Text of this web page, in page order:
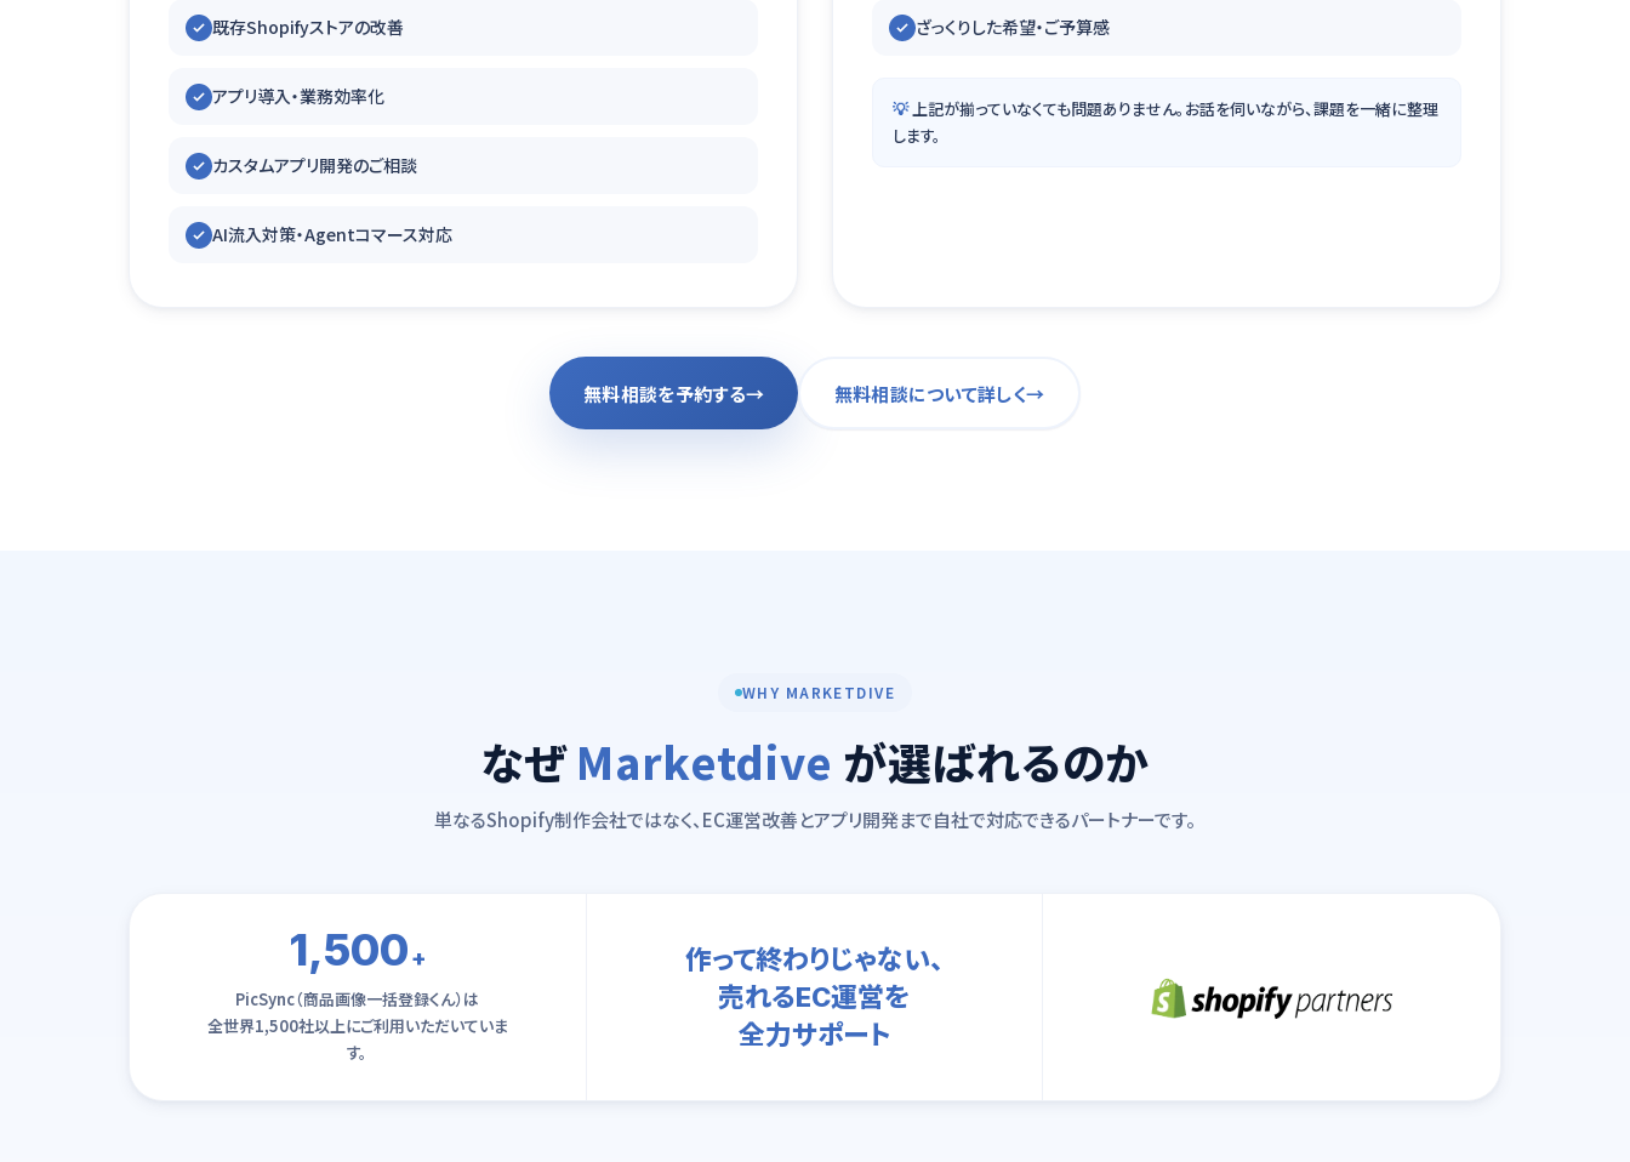
既存Shopifyストアの改善
アプリ導入・業務効率化
カスタムアプリ開発のご相談
AI流入対策・Agentコマース対応
ざっくりした希望・ご予算感
💡上記が揃っていなくても問題ありません。お話を伺いながら、課題を一緒に整理
します。
無料相談を予約する→ 無料相談について詳しく→
WHY MARKETDIVE
なぜMarketdive が選ばれるのか
単なるShopify制作会社ではなく、EC運営改善とアプリ開発まで自社で対応できるパートナーです。
1,500+
PicSync（商品画像一括登録くん）は
全世界1,500社以上にご利用いただいていま
す。
作って終わりじゃない、
売れるEC運営を
全力サポート